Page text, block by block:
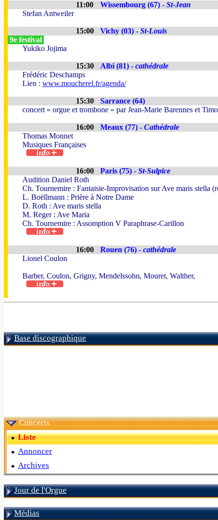
11:00 Wissembourg (67) - St-Jean
Stefan Antweiler
15:00 Vichy (03) - St-Louis
9e festival
Yukiko Jojima
15:30 Albi (81) - cathédrale
Frédéric Deschamps
Lien : www.moucherel.fr/agenda/
15:30
Sarrance (64)
concert « orgue et trombone » par Jean-Marie Barennes et
16:00 Meaux (77) - Cathédrale
Thomas Monnet
Musiques Françaises
16:00 Paris (75) - St-Sulpice
Audition Daniel Roth
Ch. Tournemire : Fantaisie-Improvisation sur Ave maris stella
L. Boëllmann : Prière à Notre Dame
D. Roth : Ave maris stella
M. Reger : Ave Maria
Ch. Tournemire : Assomption V Paraphrase-Carillon
16:00 Rouen (76) - cathédrale
Lionel Coulon
Barber, Coulon, Grigny, Mendelssohn, Mouret, Walther,
Base discographique
Concerts
Liste
Annoncer
Archives
Jour de l'Orgue
Médias